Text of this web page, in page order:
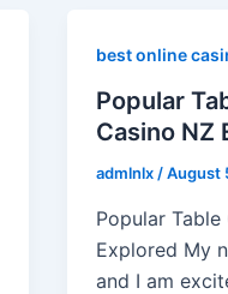
best online
Popular
Casino NZ
admlnlx /August
Popular Table
Explored My
and I am